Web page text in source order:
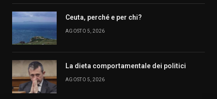
Ceuta, perché e per chi?
AGOSTO 5, 2026
La dieta comportamentale dei politici
AGOSTO 5, 2026